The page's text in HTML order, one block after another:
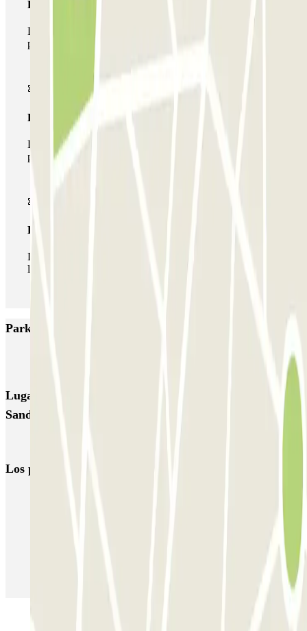
Pase básico
Durante tu estancia podrás entrar y salir una única vez al
parking
Pase multiparking
Durante tu estancia podrás hacer uso de toda la red de
parkings de este operador disponibles en Parclick.
Pase ilimitado
Durante tu estancia podrás entrar y salir del parking todas
las veces que quieras.
Parkings más valorados en Eindhoven
Q-Park Heuvel
Lugares y eventos interesantes cerca de Parkbee
Sandton Hotel
Los parkings